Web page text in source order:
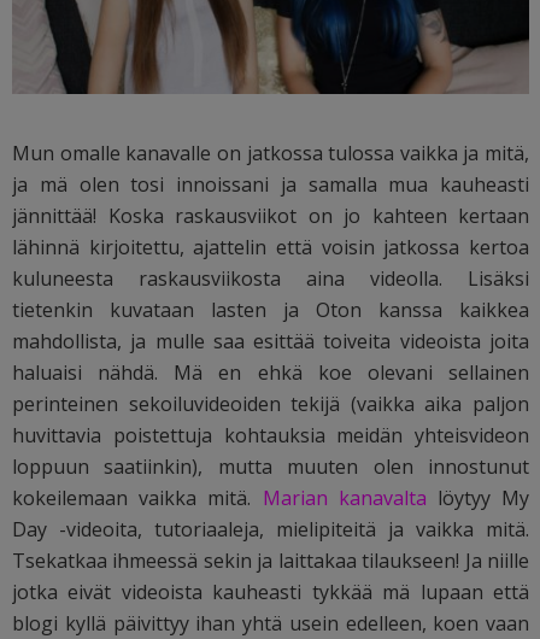
Mun omalle kanavalle on jatkossa tulossa vaikka ja mitä,
ja mä olen tosi innoissani ja samalla mua kauheasti
jännittää! Koska raskausviikot on jo kahteen kertaan
lähinnä kirjoitettu, ajattelin että voisin jatkossa kertoa
kuluneesta raskausviikosta aina videolla. Lisäksi
tietenkin kuvataan lasten ja Oton kanssa kaikkea
mahdollista, ja mulle saa esittää toiveita videoista joita
haluaisi nähdä. Mä en ehkä koe olevani sellainen
perinteinen sekoiluvideoiden tekijä (vaikka aika paljon
huvittavia poistettuja kohtauksia meidän yhteisvideon
loppuun saatiinkin), mutta muuten olen innostunut
kokeilemaan vaikka mitä. Marian kanavalta löytyy My
Day -videoita, tutoriaaleja, mielipiteitä ja vaikka mitä.
Tsekatkaa ihmeessä sekin ja laittakaa tilaukseen! Ja niille
jotka eivät videoista kauheasti tykkää mä lupaan että
blogi kyllä päivittyy ihan yhtä usein edelleen, koen vaan